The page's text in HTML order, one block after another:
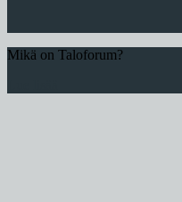
Mikä on Taloforum?